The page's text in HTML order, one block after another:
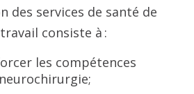
des services de santé de
consiste à :
les compétences